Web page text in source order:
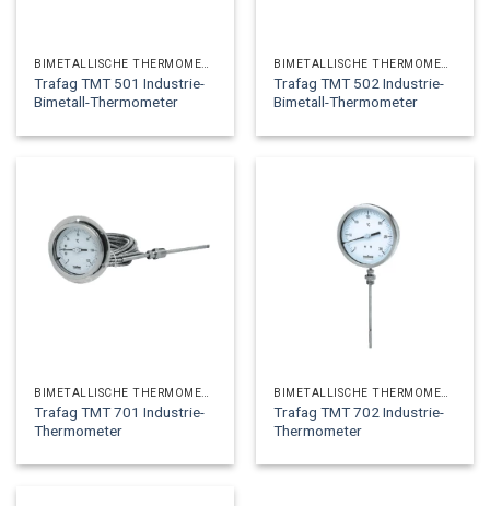
BIMETALLISCHE THERMOMETER
Trafag TMT 501 Industrie-
Bimetall-Thermometer
BIMETALLISCHE THERMOMETER
Trafag TMT 502 Industrie-
Bimetall-Thermometer
Trafag TMT 701 Industrie-
Thermometer
Trafag TMT 702 Industrie-
Thermometer